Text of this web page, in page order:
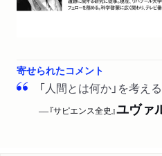
寄せられたコメント
「人間とは何か」を考え
──『サピエンス全史』ユヴァ